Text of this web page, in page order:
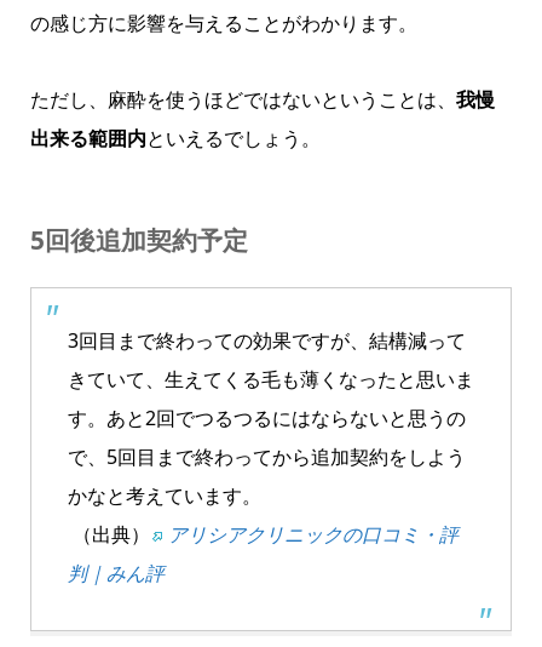
の感じ方に影響を与えることがわかります。
ただし、麻酔を使うほどではないということは、 我慢
出来る範囲内といえるでしょう。
5回後追加契約予定
3回目まで終わっての効果ですが、結構減って
きていて、生えてくる毛も薄くなったと思いま
す。あと2回でつるつるにはならないと思うの
で、5回目まで終わってから追加契約をしよう
かなと考えています。
（出典）
アリシアクリニックの口コミ・評
判｜みん評